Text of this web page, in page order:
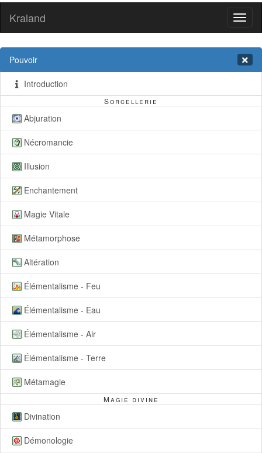
Kraland
Pouvoir
Introduction
Sorcellerie
Abjuration
Nécromancie
Illusion
Enchantement
Magie Vitale
Métamorphose
Altération
Élémentalisme - Feu
Élémentalisme - Eau
Élémentalisme - Air
Élémentalisme - Terre
Métamagie
Magie divine
Divination
Démonologie